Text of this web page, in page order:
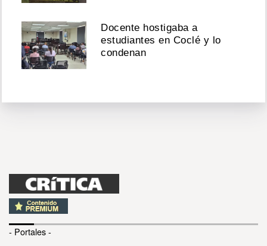
Docente hostigaba a
estudiantes en Coclé y lo
condenan
- Portales -